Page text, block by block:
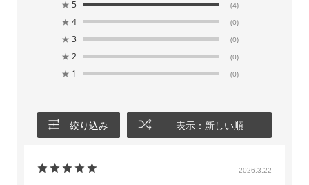
★ 5 (4)
★ 4 (0)
★ 3 (0)
★ 2 (0)
★ 1 (0)
絞り込み 表示：新しい順
2026.3.22